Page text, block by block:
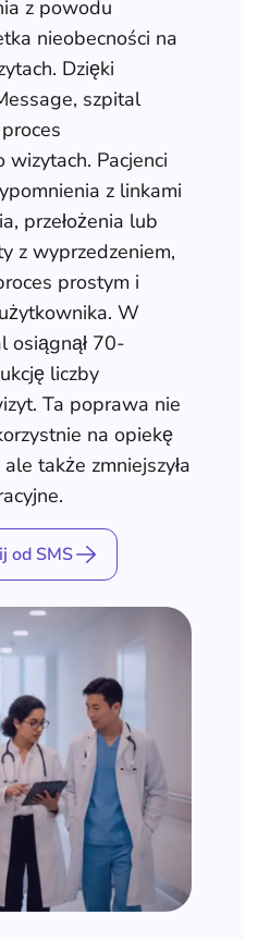
z powodu
nieobecności na
Dzięki
szpital
wizytach. Pacjenci
z linkami
przełożenia lub
z wyprzedzeniem,
prostym i
W
osiągnął 70-
liczby
Ta poprawa nie
na opiekę
także zmniejszyła
od SMS